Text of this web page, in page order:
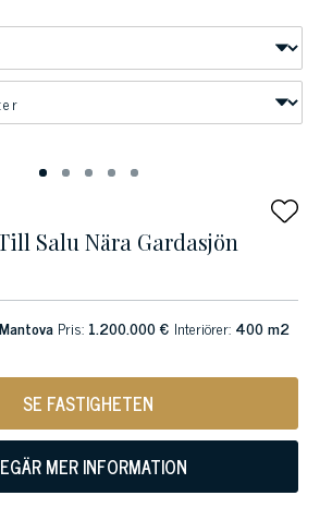
Salu Nära Gardasjön
Pris: 1.200.000 € Interiörer: 400 m2
SE FASTIGHETEN
MER INFORMATION